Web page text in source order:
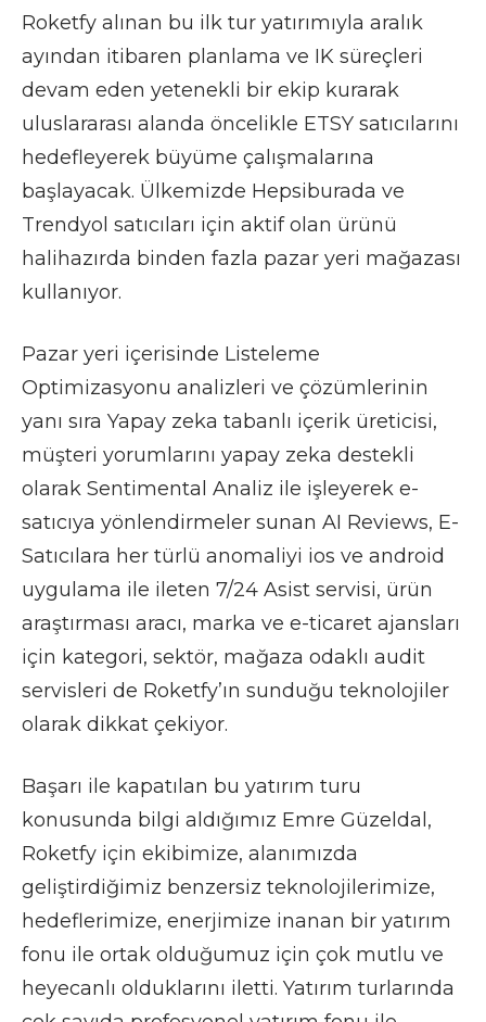
Roketfy alınan bu ilk tur yatırımıyla aralık
ayından itibaren planlama ve IK süreçleri
devam eden yetenekli bir ekip kurarak
uluslararası alanda öncelikle ETSY satıcılarını
hedefleyerek büyüme çalışmalarına
başlayacak. Ülkemizde Hepsiburada ve
Trendyol satıcıları için aktif olan ürünü
halihazırda binden fazla pazar yeri mağazası
kullanıyor.
Pazar yeri içerisinde Listeleme
Optimizasyonu analizleri ve çözümlerinin
yanı sıra Yapay zeka tabanlı içerik üreticisi,
müşteri yorumlarını yapay zeka destekli
olarak Sentimental Analiz ile işleyerek e-
satıcıya yönlendirmeler sunan AI Reviews, E-
Satıcılara her türlü anomaliyi ios ve android
uygulama ile ileten 7/24 Asist servisi, ürün
araştırması aracı, marka ve e-ticaret ajansları
için kategori, sektör, mağaza odaklı audit
servisleri de Roketfy’ın sunduğu teknolojiler
olarak dikkat çekiyor.
Başarı ile kapatılan bu yatırım turu
konusunda bilgi aldığımız Emre Güzeldal,
Roketfy için ekibimize, alanımızda
geliştirdiğimiz benzersiz teknolojilerimize,
hedeflerimize, enerjimize inanan bir yatırım
fonu ile ortak olduğumuz için çok mutlu ve
heyecanlı olduklarını iletti. Yatırım turlarında